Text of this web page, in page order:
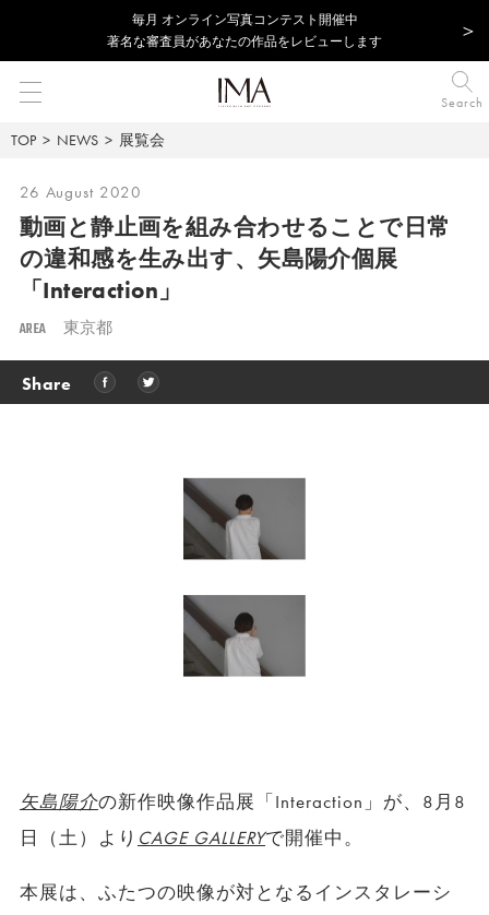
毎⽉ オンライン写真コンテスト開催中
著名な審査員があなたの作品をレビューします
Search
TOP NEWS 展覧会
26 August 2020
動画と静止画を組み合わせることで日常
の違和感を生み出す、矢島陽介個展
「Interaction」
AREA 東京都
Share
矢島陽介の新作映像作品展「Interaction」が、8月8
日（土）より CAGE GALLERYで開催中。
本展は、ふたつの映像が対となるインスタレーシ